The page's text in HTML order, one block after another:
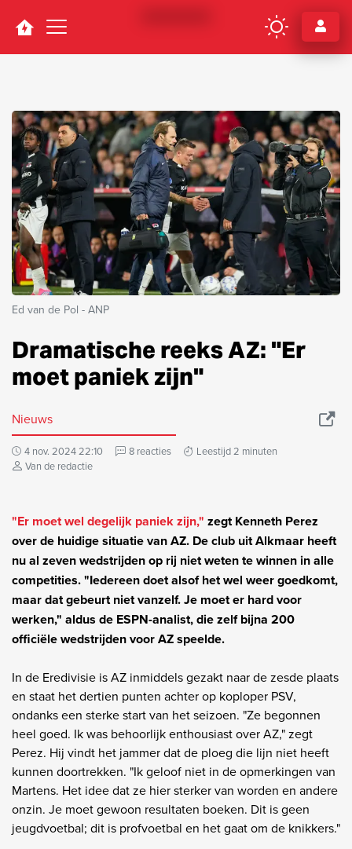
Navigation
Ed van de Pol - ANP
Dramatische reeks AZ: "Er
moet paniek zijn"
Nieuws
4 nov. 2024 22:10 8 reacties
Leestijd 2 minuten
Van de redactie
"Er moet wel degelijk paniek zijn," zegt Kenneth Perez
over de huidige situatie van AZ. De club uit Alkmaar heeft
nu al zeven wedstrijden op rij niet weten te winnen in alle
competities. "Iedereen doet alsof het wel weer goedkomt,
maar dat gebeurt niet vanzelf. Je moet er hard voor
werken," aldus de ESPN-analist, die zelf bijna 200
officiële wedstrijden voor AZ speelde.
In de Eredivisie is AZ inmiddels gezakt naar de zesde plaats
en staat het dertien punten achter op koploper PSV,
ondanks een sterke start van het seizoen. "Ze begonnen
heel goed. Ik was behoorlijk enthousiast over AZ," zegt
Perez. Hij vindt het jammer dat de ploeg die lijn niet heeft
kunnen doortrekken. "Ik geloof niet in de opmerkingen van
Martens. Het idee dat ze hier sterker van worden en andere
onzin. Je moet gewoon resultaten boeken. Dit is geen
jeugdvoetbal; dit is profvoetbal en het gaat om de knikkers."